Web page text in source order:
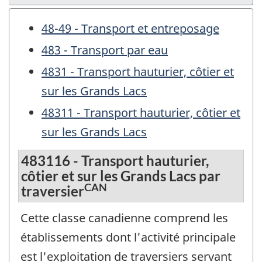
48-49 - Transport et entreposage
483 - Transport par eau
4831 - Transport hauturier, côtier et
sur les Grands Lacs
48311 - Transport hauturier, côtier et
sur les Grands Lacs
483116 - Transport hauturier,
côtier et sur les Grands Lacs par
traversierCAN
Cette classe canadienne comprend les
établissements dont l'activité principale
est l'exploitation de traversiers servant